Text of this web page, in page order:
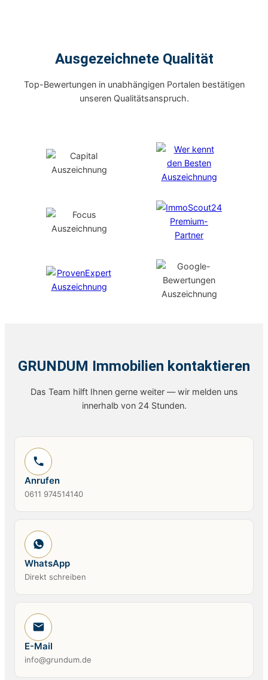
Ausgezeichnete Qualität
Top-Bewertungen in unabhängigen Portalen bestätigen
unseren Qualitätsanspruch.
GRUNDUM Immobilien kontaktieren
Das Team hilft Ihnen gerne weiter — wir melden uns
innerhalb von 24 Stunden.
Anrufen
0611 974514140
WhatsApp
Direkt schreiben
E-Mail
info@grundum.de